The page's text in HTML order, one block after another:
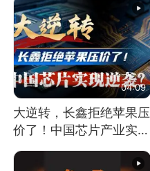
04:09
大逆转，长鑫拒绝苹果压
价了！中国芯片产业实现